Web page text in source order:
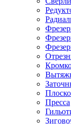
Пресса